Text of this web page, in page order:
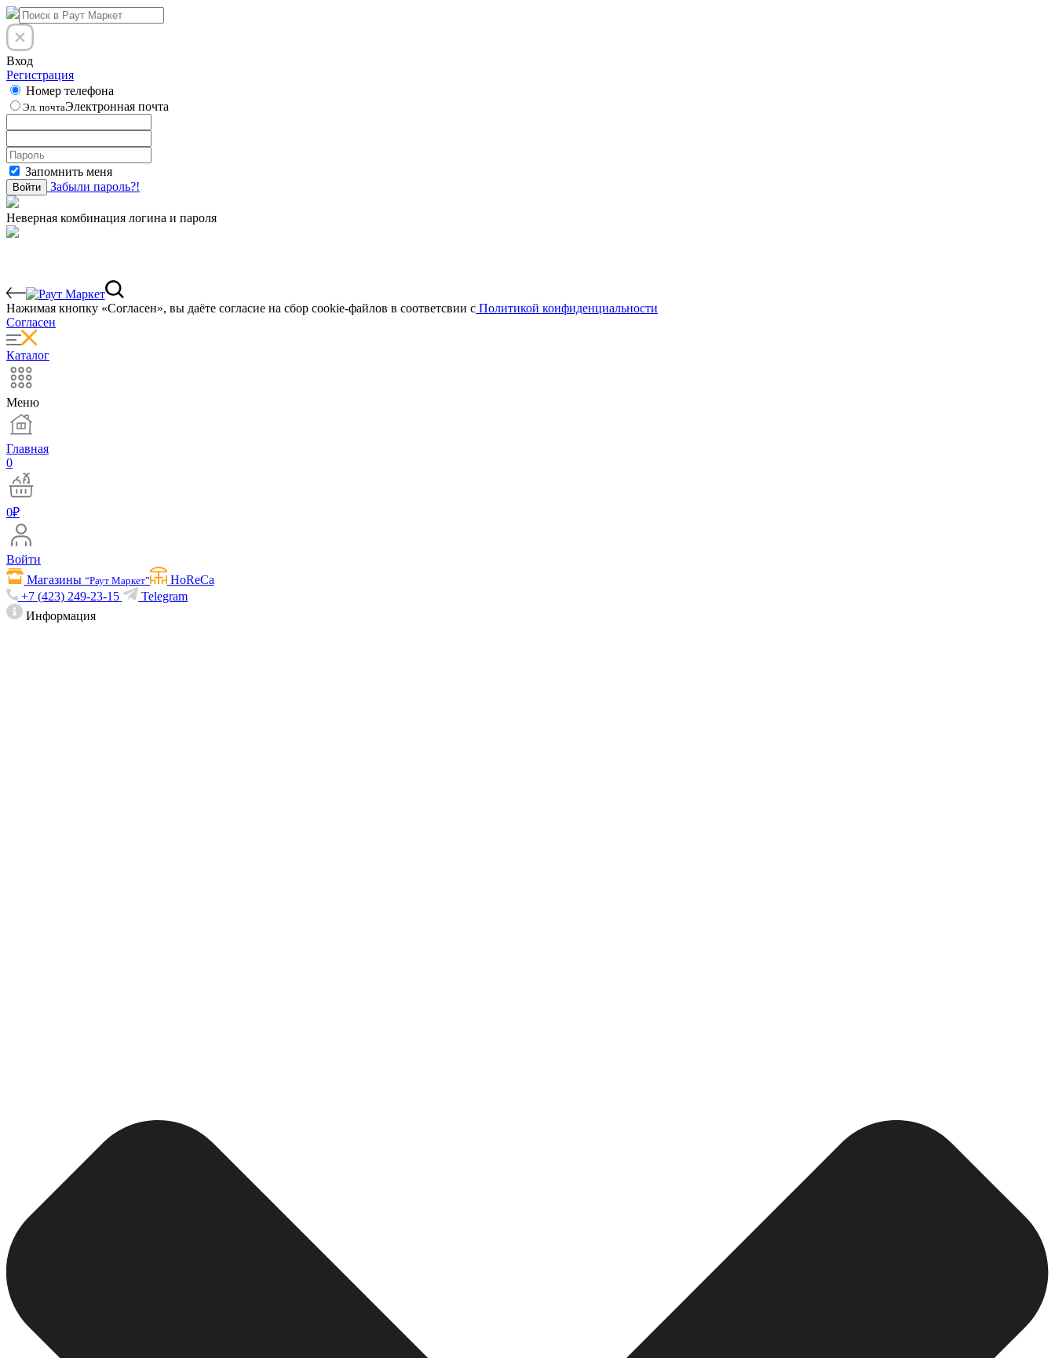
Вход
Регистрация
Номер телефона
Эл. почтаЭлектронная почта
Запомнить меня
Войти Забыли пароль?!
Неверная комбинация логина и пароля
Нажимая кнопку «Согласен», вы даёте cогласие на сбор cookie-файлов в соответсвии с Политикой конфиденциальности
Согласен
Каталог
Меню
Главная
0
0₽
Войти
Магазины“Раут Маркет”
HoReCa
+7 (423) 249-23-15
Telegram
Информация